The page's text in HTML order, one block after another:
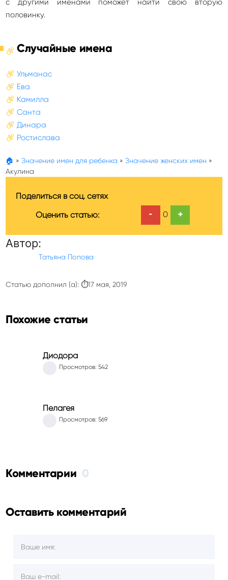
с другими именами поможет найти свою вторую
половинку.
Случайные имена
Ульманас
Ева
Камилла
Санта
Динара
Ростислава
🏠 » Значение имен для ребенка » Значение женских имен »
Акулина
Поделиться в соц. сетях
Оценить статью:
- 0 +
Автор:
Татьяна Попова
Статью дополнил (а): ⏱17 мая, 2019
Похожие статьи
Диодора
Просмотров: 542
Пелагея
Просмотров: 569
Комментарии 0
Оставить комментарий